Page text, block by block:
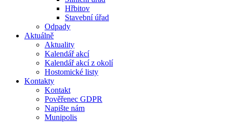
Hřbitov
Stavební úřad
Odpady
Aktuálně
Aktuality
Kalendář akcí
Kalendář akcí z okolí
Hostomické listy
Kontakty
Kontakt
Pověřenec GDPR
Napište nám
Munipolis